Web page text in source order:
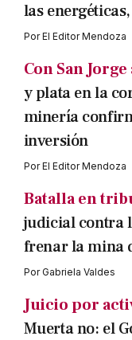
las
PorEl Editor Mendoza
Con San
y plata en la
minería
inversión
PorEl Editor Mendoza
Batalla en
judicial contra
frenar la mina
PorGabriela Valdes
Juicio por
Muerta no: el